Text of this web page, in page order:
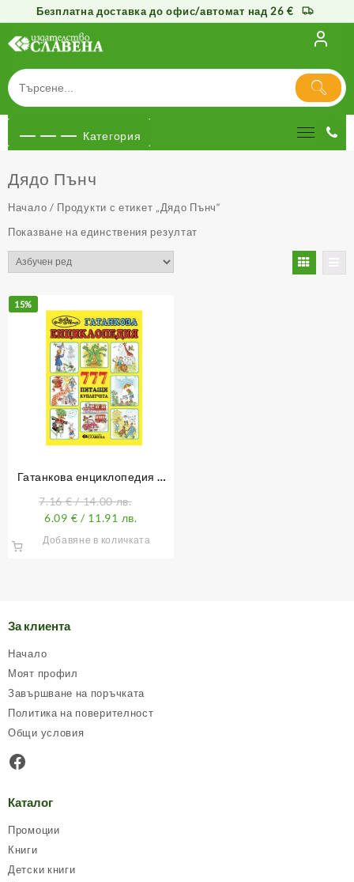
Безплатна доставка до офис/автомат над 26 €
съдържанието
Категория
Дядо Пънч
Начало / Продукти с етикет „Дядо Пънч“
Показване на единствения резултат
15%
Гатанкова енциклопедия –
7.16€/ 14.00 лв.
6.09 € / 11.91 лв.
Добавяне в количката
За клиента
Начало
Моят профил
Завършване на поръчката
Политика на поверителност
Общи условия
Facebook
Каталог
Промоции
Книги
Детски книги